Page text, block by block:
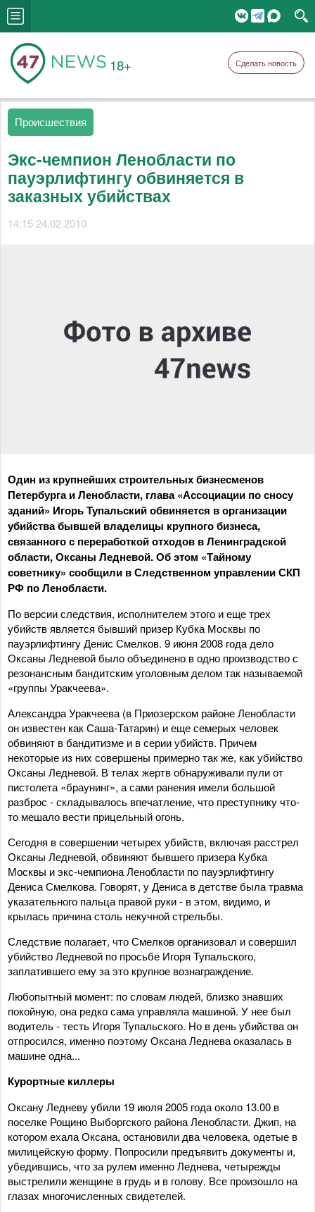
18+ Сделать новость
Происшествия
Экс-чемпион Ленобласти по
пауэрлифтингу обвиняется в
заказных убийствах
14:15 24.02.2010
Один из крупнейших строительных бизнесменов
Петербурга и Ленобласти, глава «Ассоциации по сносу
зданий» Игорь Тупальский обвиняется в организации
убийства бывшей владелицы крупного бизнеса,
связанного с переработкой отходов в Ленинградской
области, Оксаны Ледневой. Об этом «Тайному
советнику» сообщили в Следственном управлении СКП
РФ по Ленобласти.
По версии следствия, исполнителем этого и еще трех
убийств является бывший призер Кубка Москвы по
пауэрлифтингу Денис Смелков. 9 июня 2008 года дело
Оксаны Ледневой было объединено в одно производство с
резонансным бандитским уголовным делом так называемой
«группы Уракчеева».
Александра Уракчеева (в Приозерском районе Ленобласти
он известен как Саша-Татарин) и еще семерых человек
обвиняют в бандитизме и в серии убийств. Причем
некоторые из них совершены примерно так же, как убийство
Оксаны Ледневой. В телах жертв обнаруживали пули от
пистолета «браунинг», а сами ранения имели большой
разброс - складывалось впечатление, что преступнику что-
то мешало вести прицельный огонь.
Сегодня в совершении четырех убийств, включая расстрел
Оксаны Ледневой, обвиняют бывшего призера Кубка
Москвы и экс-чемпиона Ленобласти по пауэрлифтингу
Дениса Смелкова. Говорят, у Дениса в детстве была травма
указательного пальца правой руки - в этом, видимо, и
крылась причина столь некучной стрельбы.
Следствие полагает, что Смелков организовал и совершил
убийство Ледневой по просьбе Игоря Тупальского,
заплатившего ему за это крупное вознаграждение.
Любопытный момент: по словам людей, близко знавших
покойную, она редко сама управляла машиной. У нее был
водитель - тесть Игоря Тупальского. Но в день убийства он
отпросился, именно поэтому Оксана Леднева оказалась в
машине одна...
Курортные киллеры
Оксану Ледневу убили 19 июля 2005 года около 13.00 в
поселке Рощино Выборгского района Ленобласти. Джип, на
котором ехала Оксана, остановили два человека, одетые в
милицейскую форму. Попросили предъявить документы и,
убедившись, что за рулем именно Леднева, четырежды
выстрелили женщине в грудь и в голову. Все произошло на
глазах многочисленных свидетелей.